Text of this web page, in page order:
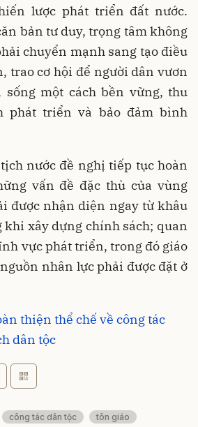
lược phát triển đất nước.
bản tư duy, trọng tâm không
chuyển mạnh sang tạo điều
trao cơ hội để người dân vươn
một cách bền vững, thu
phát triển và bảo đảm bình
nước đề nghị tiếp tục hoàn
vấn đề đặc thù của vùng
được nhận diện ngay từ khâu
khi xây dựng chính sách; quan
vực phát triển, trong đó giáo
nhân lực phải được đặt ở
thiện thể chế về công tác
dân tộc
công tác dân tộc
tôn giáo